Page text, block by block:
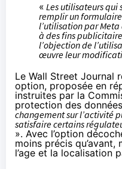
« Les utilisateurs qui
remplir un formulaire
l’utilisation par
à des fins
l’objection de
œuvre leur
Le Wall Street Journal
option, proposée en
instruites par la
protection des
changement sur l’activité
satisfaire certains
». Avec l’option
moins précis
l’age et la localisation